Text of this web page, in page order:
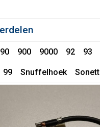
90 900 9000 92 93
99 Snuffelhoek Sonett